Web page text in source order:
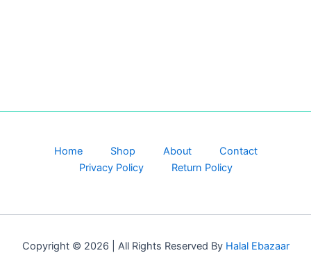
Home Shop About
Contact
Privacy Policy
Return Policy
Copyright © 2026 | All Rights Reserved By Halal Ebazaar